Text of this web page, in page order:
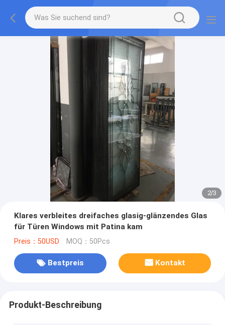
2/3
Klares verbleites dreifaches glasig-glänzendes Glas
für Türen Windows mit Patina kam
Preis：50USD MOQ：50Pcs
Bestpreis Kontakt
Produkt-Beschreibung